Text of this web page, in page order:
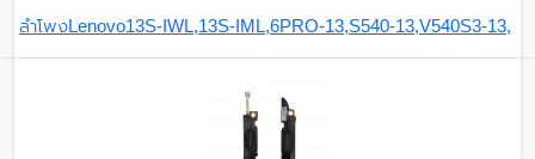
ลำโพงLenovo13S-IWL,13S-IML,6PRO-13,S540-13,V540S3-13,